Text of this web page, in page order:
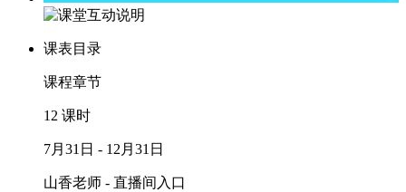
课表目录
课程章节
12 课时
7月31日 - 12月31日
山香老师 - 直播间入口